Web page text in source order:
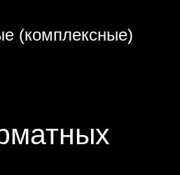
(комплексные)